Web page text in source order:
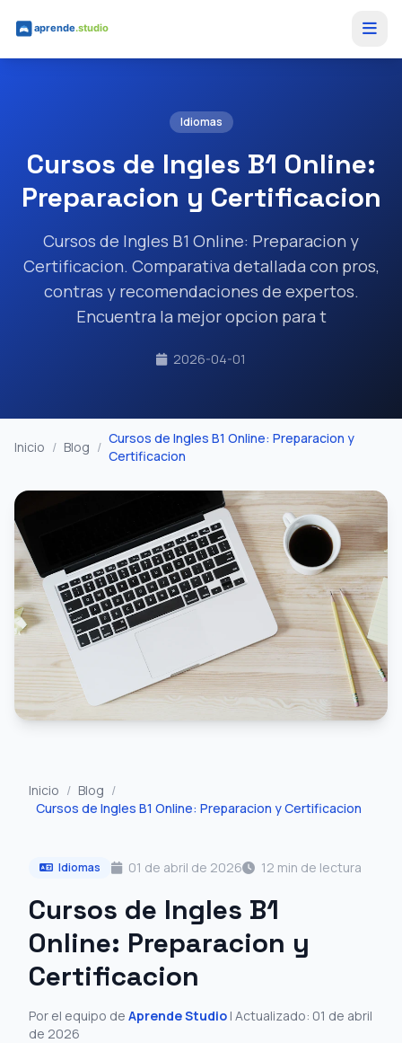
Idiomas
Cursos de Ingles B1 Online:
Preparacion y Certificacion
Cursos de Ingles B1 Online: Preparacion y
Certificacion. Comparativa detallada con pros,
contras y recomendaciones de expertos.
Encuentra la mejor opcion para t
2026-04-01
Inicio / Blog /
Cursos de Ingles B1 Online: Preparacion y
Certificacion
Inicio / Blog /
Cursos de Ingles B1 Online: Preparacion y Certificacion
Idiomas 01 de abril de 2026 12 min de lectura
Cursos de Ingles B1
Online: Preparacion y
Certificacion
Por el equipo de Aprende Studio | Actualizado: 01 de abril
de 2026